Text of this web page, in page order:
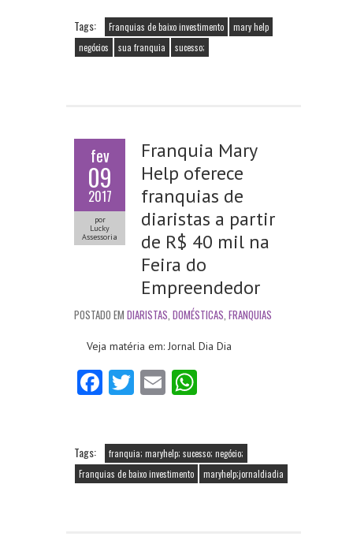
o
o
er l A
p
Tags: Franquias de baixo investimento
mary help
negócios
sua franquia sucesso;
fev
09
2017
por
Lucky
Assessoria
Franquia Mary
Help oferece
franquias de
diaristas a partir
de R$ 40 mil na
Feira do
Empreendedor
POSTADO EM DIARISTAS, DOMÉSTICAS, FRANQUIAS
Veja matéria em: Jornal Dia Dia
Fa
o
o
T
er
E
l A
p
Tags:
franquia; maryhelp; sucesso; negócio;
Franquias de baixo investimento
maryhelp;jornaldiadia